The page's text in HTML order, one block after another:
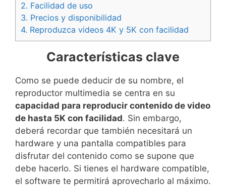
2. Facilidad de uso
3. Precios y disponibilidad
4. Reproduzca videos 4K y 5K con facilidad
Características clave
Como se puede deducir de su nombre, el
reproductor multimedia se centra en su
capacidad para reproducir contenido de video
de hasta 5K con facilidad. Sin embargo,
deberá recordar que también necesitará un
hardware y una pantalla compatibles para
disfrutar del contenido como se supone que
debe hacerlo. Si tienes el hardware compatible,
el software te permitirá aprovecharlo al máximo.